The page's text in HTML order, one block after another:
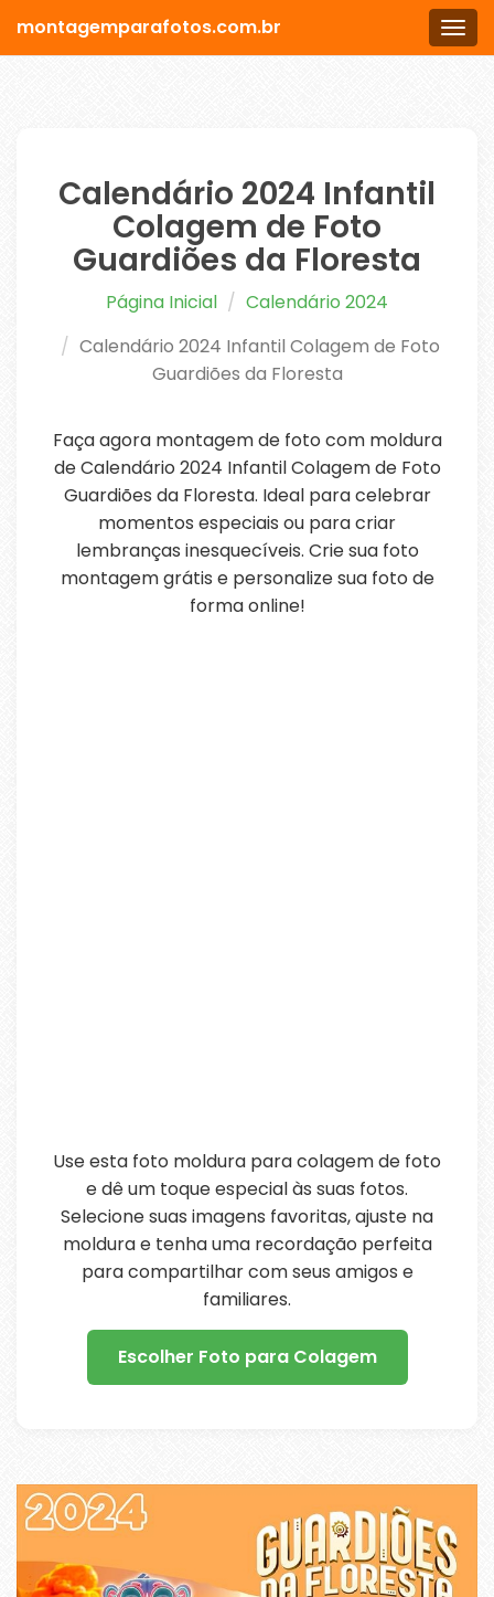
Menu
montagemparafotos.com.br
Calendário 2024 Infantil
Colagem de Foto
Guardiões da Floresta
Página Inicial
Calendário 2024
Calendário 2024 Infantil Colagem de Foto
Guardiões da Floresta
Faça agora montagem de foto com moldura
de Calendário 2024 Infantil Colagem de Foto
Guardiões da Floresta. Ideal para celebrar
momentos especiais ou para criar
lembranças inesquecíveis. Crie sua foto
montagem grátis e personalize sua foto de
forma online!
Use esta foto moldura para colagem de foto
e dê um toque especial às suas fotos.
Selecione suas imagens favoritas, ajuste na
moldura e tenha uma recordação perfeita
para compartilhar com seus amigos e
familiares.
Escolher Foto para Colagem